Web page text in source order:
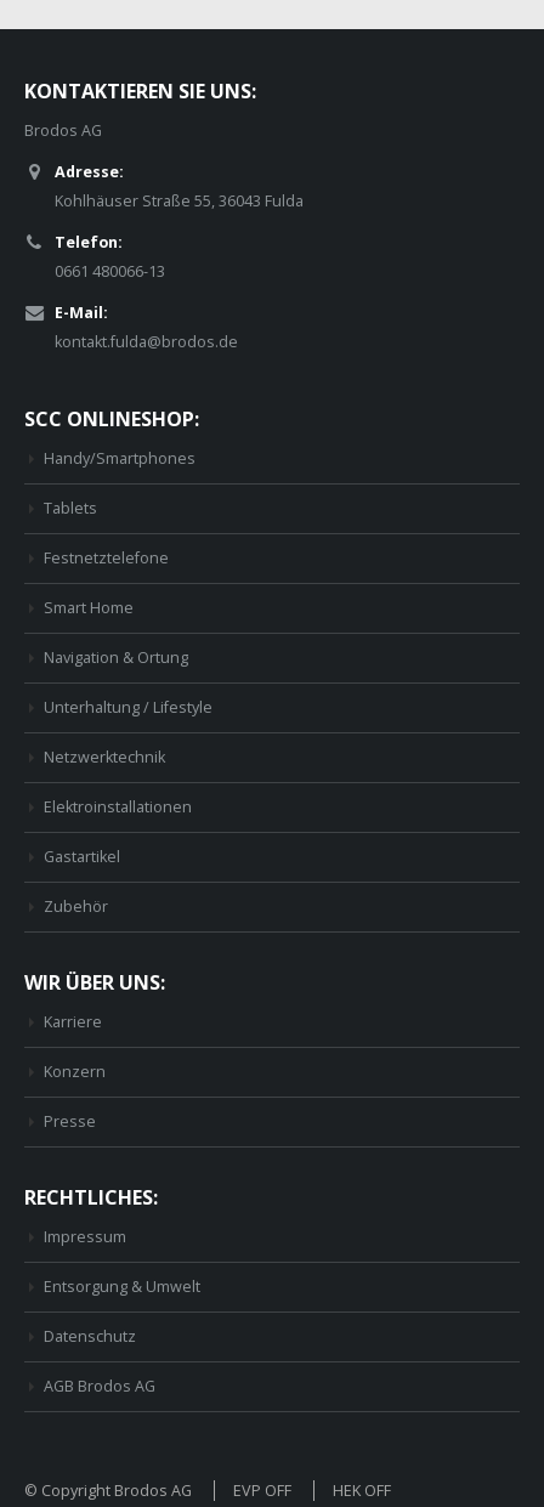
KONTAKTIEREN SIE UNS:
Brodos AG
Adresse:
Kohlhäuser Straße 55, 36043 Fulda
Telefon:
0661 480066-13
E-Mail:
kontakt.fulda@brodos.de
SCC ONLINESHOP:
Handy/Smartphones
Tablets
Festnetztelefone
Smart Home
Navigation & Ortung
Unterhaltung / Lifestyle
Netzwerktechnik
Elektroinstallationen
Gastartikel
Zubehör
WIR ÜBER UNS:
Karriere
Konzern
Presse
RECHTLICHES:
Impressum
Entsorgung & Umwelt
Datenschutz
AGB Brodos AG
© Copyright Brodos AG EVP OFF HEK OFF